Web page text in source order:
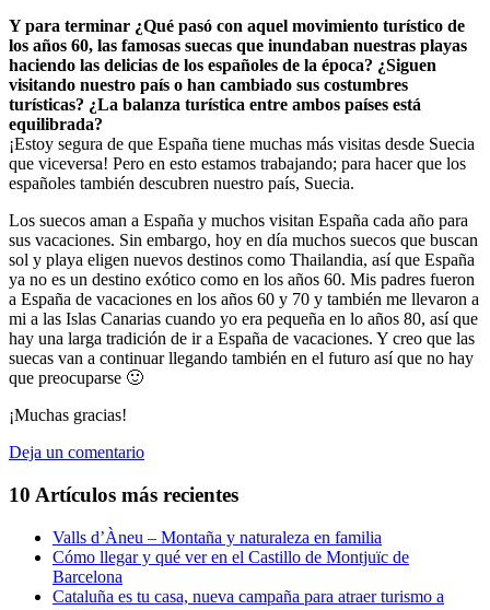
Y para terminar ¿Qué pasó con aquel movimiento turístico de
los años 60, las famosas suecas que inundaban nuestras playas
haciendo las delicias de los españoles de la época? ¿Siguen
visitando nuestro país o han cambiado sus costumbres
turísticas? ¿La balanza turística entre ambos países está
equilibrada?
¡Estoy segura de que España tiene muchas más visitas desde Suecia
que viceversa! Pero en esto estamos trabajando; para hacer que los
españoles también descubren nuestro país, Suecia.
Los suecos aman a España y muchos visitan España cada año para
sus vacaciones. Sin embargo, hoy en día muchos suecos que buscan
sol y playa eligen nuevos destinos como Thailandia, así que España
ya no es un destino exótico como en los años 60. Mis padres fueron
a España de vacaciones en los años 60 y 70 y también me llevaron a
mi a las Islas Canarias cuando yo era pequeña en lo años 80, así que
hay una larga tradición de ir a España de vacaciones. Y creo que las
suecas van a continuar llegando también en el futuro así que no hay
que preocuparse 🙂
¡Muchas gracias!
Deja un comentario
10 Artículos más recientes
Valls d’Àneu – Montaña y naturaleza en familia
Cómo llegar y qué ver en el Castillo de Montjuïc de
Barcelona
Cataluña es tu casa, nueva campaña para atraer turismo a